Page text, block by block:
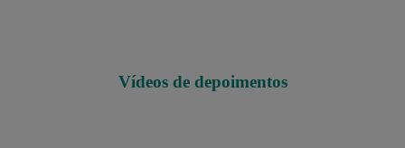
Vídeos de depoimentos